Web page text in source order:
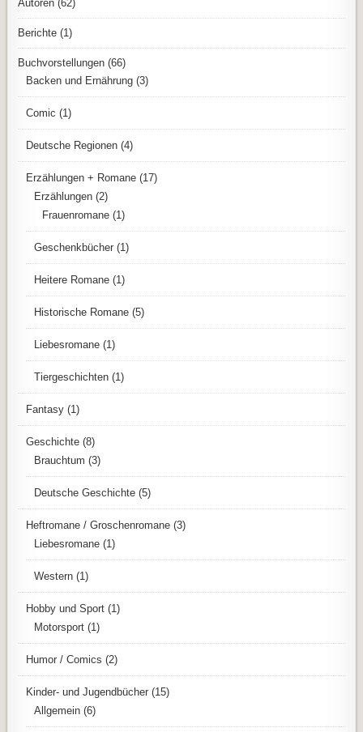
Autoren (62)
Berichte (1)
Buchvorstellungen (66)
Backen und Ernährung (3)
Comic (1)
Deutsche Regionen (4)
Erzählungen + Romane (17)
Erzählungen (2)
Frauenromane (1)
Geschenkbücher (1)
Heitere Romane (1)
Historische Romane (5)
Liebesromane (1)
Tiergeschichten (1)
Fantasy (1)
Geschichte (8)
Brauchtum (3)
Deutsche Geschichte (5)
Heftromane / Groschenromane (3)
Liebesromane (1)
Western (1)
Hobby und Sport (1)
Motorsport (1)
Humor / Comics (2)
Kinder- und Jugendbücher (15)
Allgemein (6)